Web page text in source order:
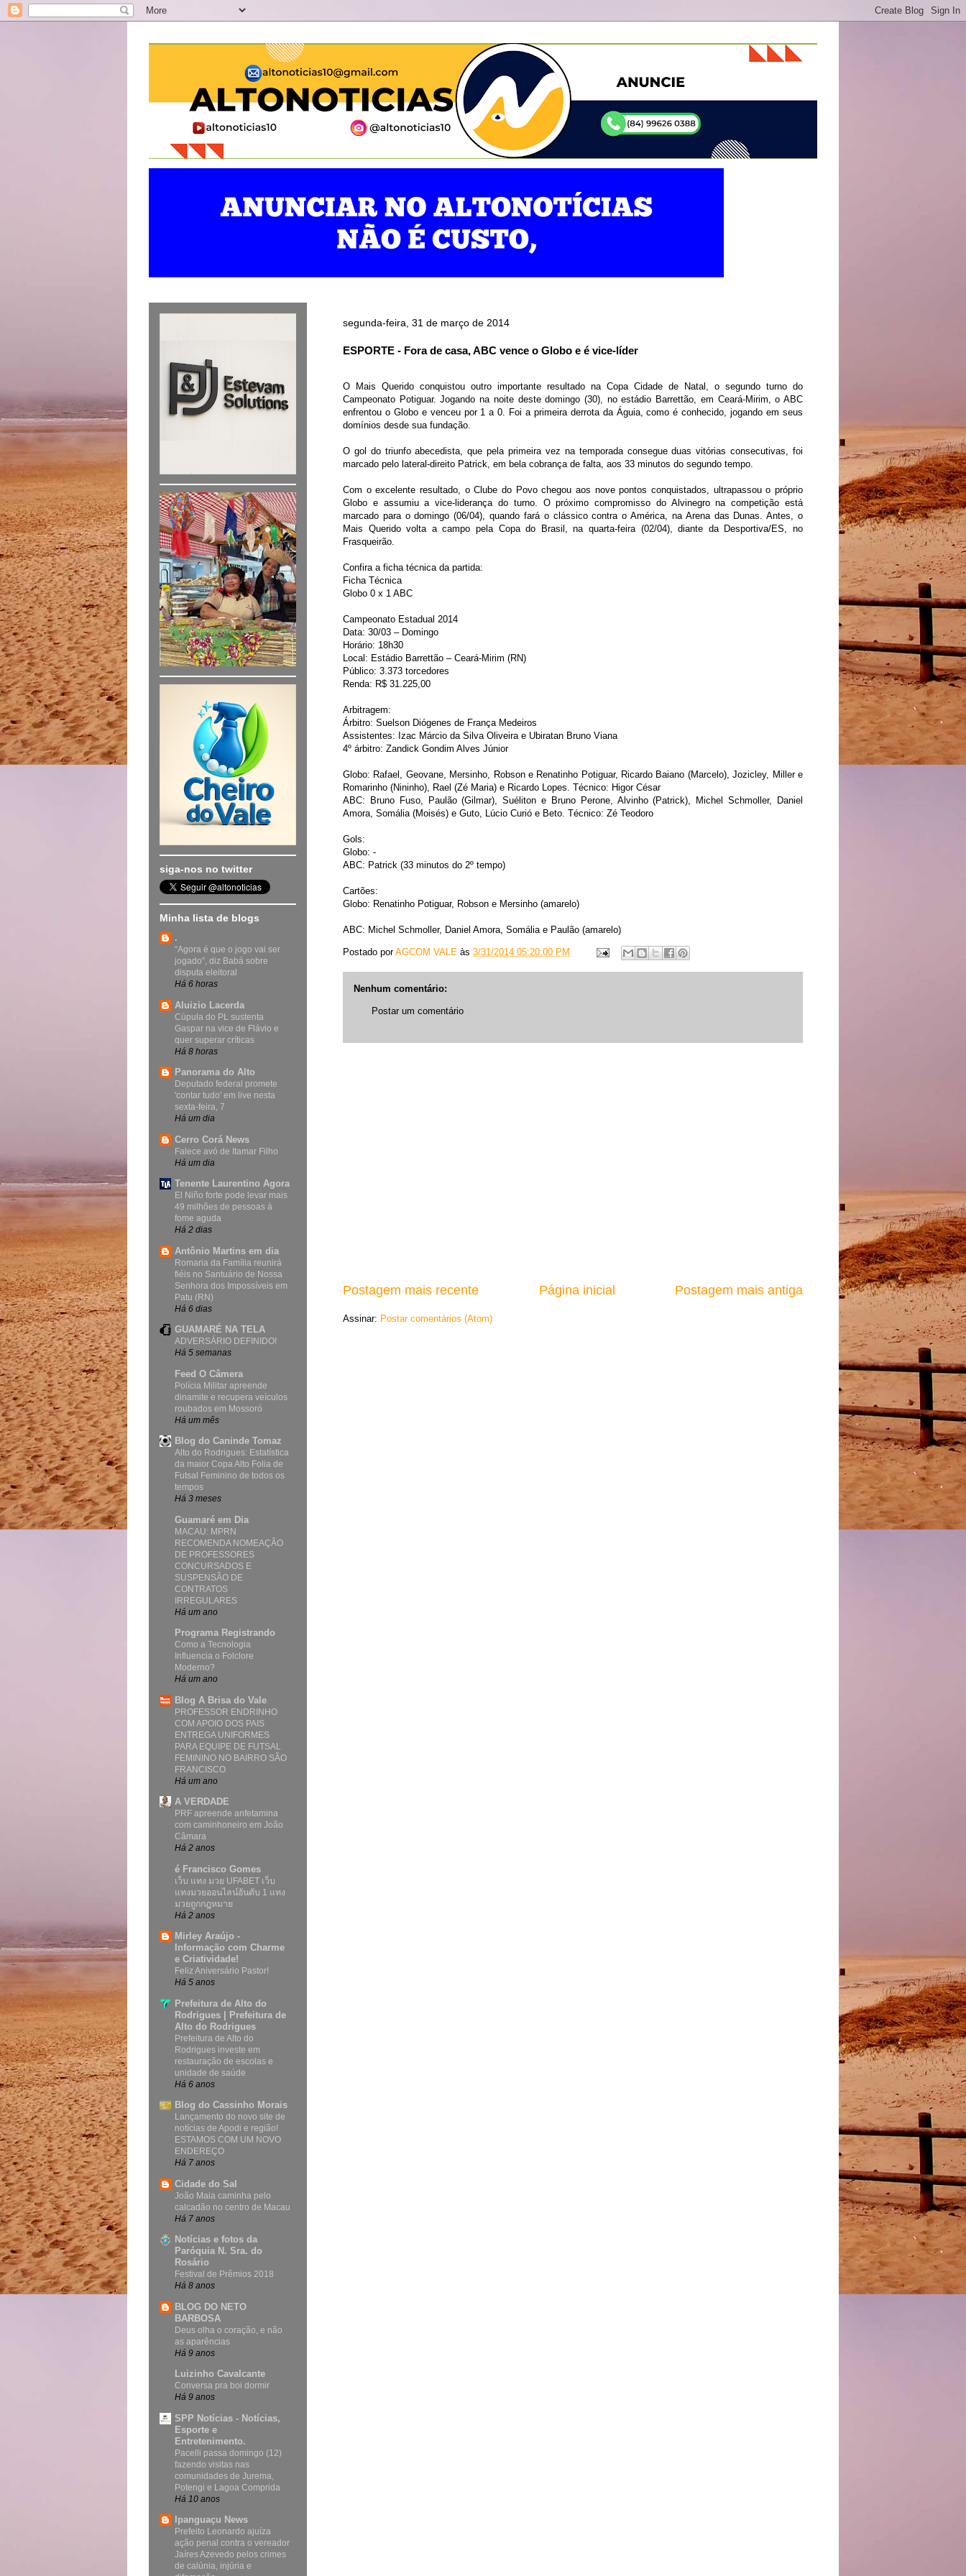
segunda-feira, 31 de março de 2014
ESPORTE - Fora de casa, ABC vence o Globo e é vice-líder
O Mais Querido conquistou outro importante resultado na Copa Cidade de Natal, o segundo turno do
Campeonato Potiguar. Jogando na noite deste domingo (30), no estádio Barrettão, em Ceará-Mirim, o ABC
enfrentou o Globo e venceu por 1 a 0. Foi a primeira derrota da Águia, como é conhecido, jogando em seus
domínios desde sua fundação.
O gol do triunfo abecedista, que pela primeira vez na temporada consegue duas vitórias consecutivas, foi
marcado pelo lateral-direito Patrick, em bela cobrança de falta, aos 33 minutos do segundo tempo.
Com o excelente resultado, o Clube do Povo chegou aos nove pontos conquistados, ultrapassou o próprio
Globo e assumiu a vice-liderança do turno. O próximo compromisso do Alvinegro na competição está
marcado para o domingo (06/04), quando fará o clássico contra o América, na Arena das Dunas. Antes, o
Mais Querido volta a campo pela Copa do Brasil, na quarta-feira (02/04), diante da Desportiva/ES, no
Frasqueirão.
Confira a ficha técnica da partida:
Ficha Técnica
Globo 0 x 1 ABC
Campeonato Estadual 2014
Data: 30/03 – Domingo
Horário: 18h30
Local: Estádio Barrettão – Ceará-Mirim (RN)
Público: 3.373 torcedores
Renda: R$ 31.225,00
Arbitragem:
Árbitro: Suelson Diógenes de França Medeiros
Assistentes: Izac Márcio da Silva Oliveira e Ubiratan Bruno Viana
4º árbitro: Zandick Gondim Alves Júnior
Globo: Rafael, Geovane, Mersinho, Robson e Renatinho Potiguar, Ricardo Baiano (Marcelo), Jozicley, Miller e
Romarinho (Nininho), Rael (Zé Maria) e Ricardo Lopes. Técnico: Higor César
ABC: Bruno Fuso, Paulão (Gilmar), Suéliton e Bruno Perone, Alvinho (Patrick), Michel Schmoller, Daniel
Amora, Somália (Moisés) e Guto, Lúcio Curió e Beto. Técnico: Zé Teodoro
Gols:
Globo: -
ABC: Patrick (33 minutos do 2º tempo)
Cartões:
Globo: Renatinho Potiguar, Robson e Mersinho (amarelo)
ABC: Michel Schmoller, Daniel Amora, Somália e Paulão (amarelo)
Postado porAGCOM VALE às 3/31/2014 05:20:00 PM
Nenhum comentário:
Postar um comentário
Postagem mais recente Postagem mais antiga
Página inicial
Assinar: Postar comentários (Atom)
siga-nos no twitter
Minha lista de blogs
.
“Agora é que o jogo vai ser
jogado”, diz Babá sobre
disputa eleitoral
Há 6 horas
Aluizio Lacerda
Cúpula do PL sustenta
Gaspar na vice de Flávio e
quer superar críticas
Há 8 horas
Panorama do Alto
Deputado federal promete
'contar tudo' em live nesta
sexta-feira, 7
Há um dia
Cerro Corá News
Falece avó de Itamar Filho
Há um dia
Tenente Laurentino Agora
El Niño forte pode levar mais
49 milhões de pessoas à
fome aguda
Há 2 dias
Antônio Martins em dia
Romaria da Família reunirá
fiéis no Santuário de Nossa
Senhora dos Impossíveis em
Patu (RN)
Há 6 dias
GUAMARÉ NA TELA
ADVERSÁRIO DEFINIDO!
Há 5 semanas
Feed O Câmera
Polícia Militar apreende
dinamite e recupera veículos
roubados em Mossoró
Há um mês
Blog do Caninde Tomaz
Alto do Rodrigues: Estatística
da maior Copa Alto Folia de
Futsal Feminino de todos os
tempos
Há 3 meses
Guamaré em Dia
MACAU: MPRN
RECOMENDA NOMEAÇÃO
DE PROFESSORES
CONCURSADOS E
SUSPENSÃO DE
CONTRATOS
IRREGULARES
Há um ano
Programa Registrando
Como a Tecnologia
Influencia o Folclore
Moderno?
Há um ano
Blog A Brisa do Vale
PROFESSOR ENDRINHO
COM APOIO DOS PAIS
ENTREGA UNIFORMES
PARA EQUIPE DE FUTSAL
FEMININO NO BAIRRO SÃO
FRANCISCO
Há um ano
A VERDADE
PRF apreende anfetamina
com caminhoneiro em João
Câmara
Há 2 anos
é Francisco Gomes
เว็บ แทง มวย UFABET เว็บ
แทงมวยออนไลน์อันดับ 1 แทง
มวยถูกกฎหมาย
Há 2 anos
Mirley Araújo -
Informação com Charme
e Criatividade!
Feliz Aniversário Pastor!
Há 5 anos
Prefeitura de Alto do
Rodrigues | Prefeitura de
Alto do Rodrigues
Prefeitura de Alto do
Rodrigues investe em
restauração de escolas e
unidade de saúde
Há 6 anos
Blog do Cassinho Morais
Lançamento do novo site de
notícias de Apodi e região!
ESTAMOS COM UM NOVO
ENDEREÇO
Há 7 anos
Cidade do Sal
João Maia caminha pelo
calcadão no centro de Macau
Há 7 anos
Notícias e fotos da
Paróquia N. Sra. do
Rosário
Festival de Prêmios 2018
Há 8 anos
BLOG DO NETO
BARBOSA
Deus olha o coração, e não
as aparências
Há 9 anos
Luizinho Cavalcante
Conversa pra boi dormir
Há 9 anos
SPP Notícias - Notícias,
Esporte e
Entretenimento.
Pacelli passa domingo (12)
fazendo visitas nas
comunidades de Jurema,
Potengi e Lagoa Comprida
Há 10 anos
Ipanguaçu News
Prefeito Leonardo ajuíza
ação penal contra o vereador
Jaíres Azevedo pelos crimes
de calúnia, injúria e